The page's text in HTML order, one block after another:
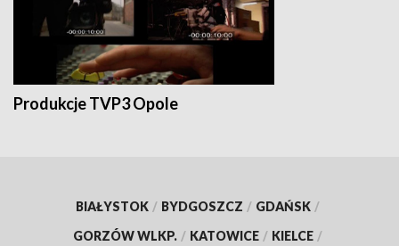
Produkcje TVP3 Opole
BIAŁYSTOK / BYDGOSZCZ / GDAŃSK /
GORZÓW WLKP. / KATOWICE / KIELCE /